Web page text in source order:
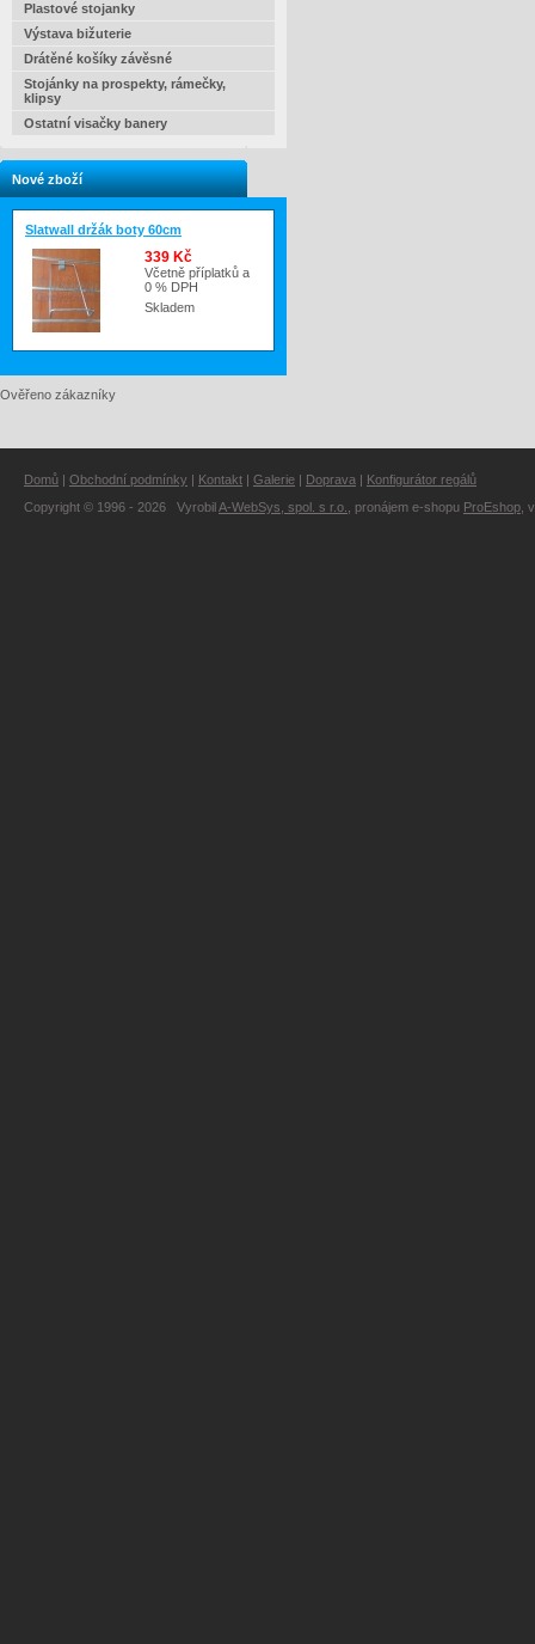
Plastové stojanky
Výstava bižuterie
Drátěné košíky závěsné
Stojánky na prospekty, rámečky,
klipsy
Ostatní visačky banery
Nové zboží
Slatwall držák boty 60cm
339 Kč
Včetně příplatků a
0 % DPH
Skladem
Ověřeno zákazníky
Domů | Obchodní podmínky | Kontakt | Galerie | Doprava | Konfigurátor regálů
Copyright © 1996 - 2026 VyrobilA-WebSys, spol. s r.o. , pronájem e-shopu ProEshop ,